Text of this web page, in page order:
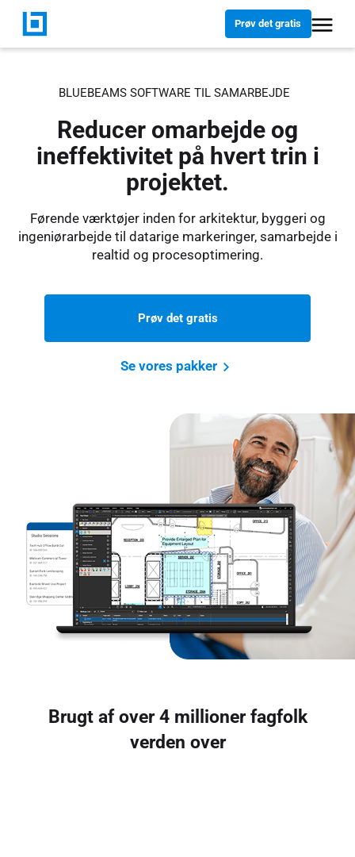
Prøv det gratis
BLUEBEAMS SOFTWARE TIL SAMARBEJDE
Reducer omarbejde og
ineffektivitet på hvert trin i
projektet.
Førende værktøjer inden for arkitektur, byggeri og
ingeniørarbejde til datarige markeringer, samarbejde i
realtid og procesoptimering.
Prøv det gratis
Se vores pakker
Brugt af over 4 millioner fagfolk
verden over